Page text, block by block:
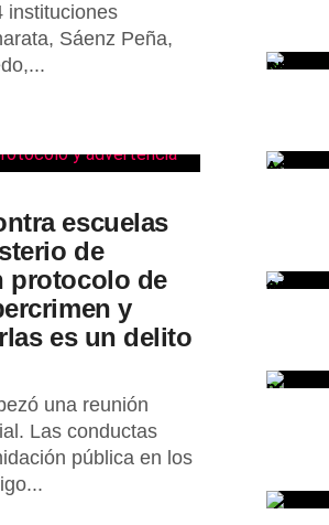
instituciones
Sáenz Peña,
escuelas
de
protocolo de
y
es un delito
una reunión
Las conductas
pública en los